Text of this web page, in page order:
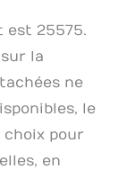
est 25575.
la
ne
le
pour
en